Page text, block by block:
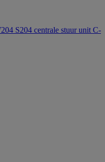
S204 centrale stuur unit C-